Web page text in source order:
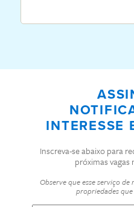
INTERESSE
Inscreva-se abaixo para
próximas vagas
Observe que esse serviço
propriedades que